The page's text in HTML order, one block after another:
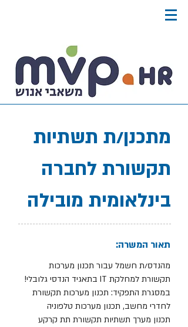
מתכנן/ת תשתיות
תקשורת לחברה
בינלאומית מובילה
תאור המשרה:
מהנדס/ת חשמל עבור תכנון מערכות
תקשורת למחלקת IT בתאגיד הנדסי גלובלי!
במסגרת התפקיד: תכנון מערכות תקשורת
לחדרי מחשב, תכנון מערכות טלפוניה
תכנון מערך תשתיות תקשורת תת קרקע